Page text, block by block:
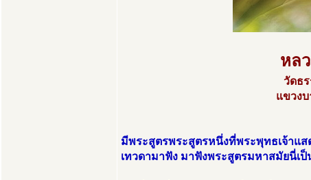
หล
วัดธ
แขวงบ
มีพระสูตรพระสูตรหนึ่งที่พระพุทธเจ้าแ
เทวดามาฟัง มาฟังพระสูตรมหาสมัยนี่เ